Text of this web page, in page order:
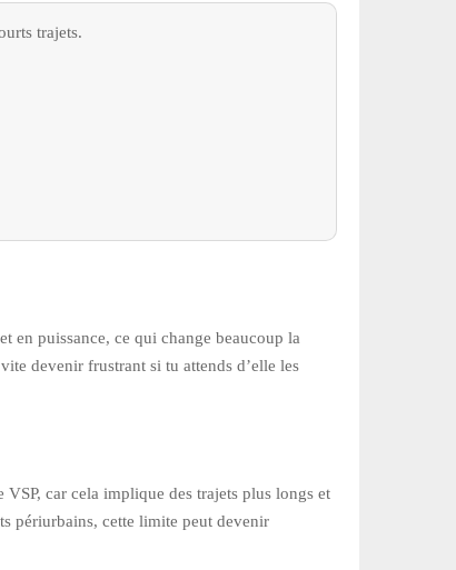
trajets.
en puissance, ce qui change beaucoup la
devenir frustrant si tu attends d’elle les
car cela implique des trajets plus longs et
périurbains, cette limite peut devenir